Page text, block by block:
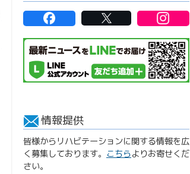
情報提供
皆様からリハビテーションに関する情報を広
く募集しております。 こちらよりお寄せくだ
さい。